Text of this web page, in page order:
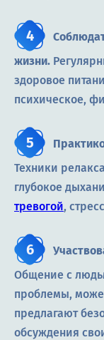
жизни.
здоровое
психическое,
Техники
глубокое
тревогой,
Общение с
проблемы,
предлагают
обсуждения